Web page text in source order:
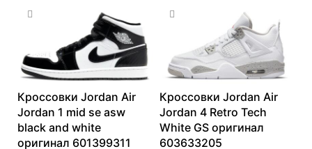
Кроссовки Jordan Air
Jordan 1 mid se asw
black and white
оригинал 601399311
Кроссовки Jordan Air
Jordan 4 Retro Tech
White GS оригинал
603633205